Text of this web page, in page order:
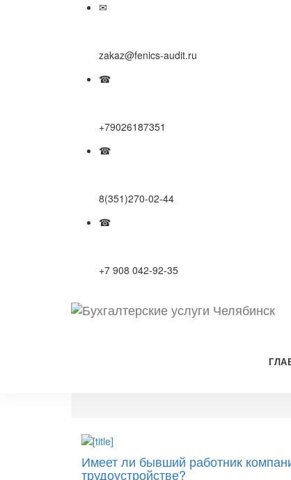
✉
zakaz@fenics-audit.ru
☎
+79026187351
☎
8(351)270-02-44
☎
+7 908 042-92-35
Имеет ли бывший работник
трудоустройстве?